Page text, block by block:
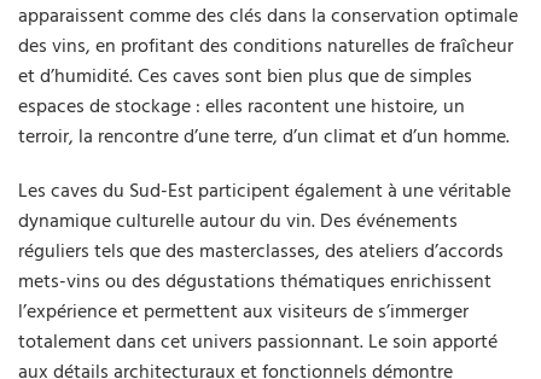
apparaissent comme des clés dans la conservation optimale
des vins, en profitant des conditions naturelles de fraîcheur
et d’humidité. Ces caves sont bien plus que de simples
espaces de stockage : elles racontent une histoire, un
terroir, la rencontre d’une terre, d’un climat et d’un homme.
Les caves du Sud-Est participent également à une véritable
dynamique culturelle autour du vin. Des événements
réguliers tels que des masterclasses, des ateliers d’accords
mets-vins ou des dégustations thématiques enrichissent
l’expérience et permettent aux visiteurs de s’immerger
totalement dans cet univers passionnant. Le soin apporté
aux détails architecturaux et fonctionnels démontre